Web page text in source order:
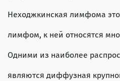
Неходжкинская лимфома
лимфом, к ней относятся
Одними из наиболее
являются диффузная